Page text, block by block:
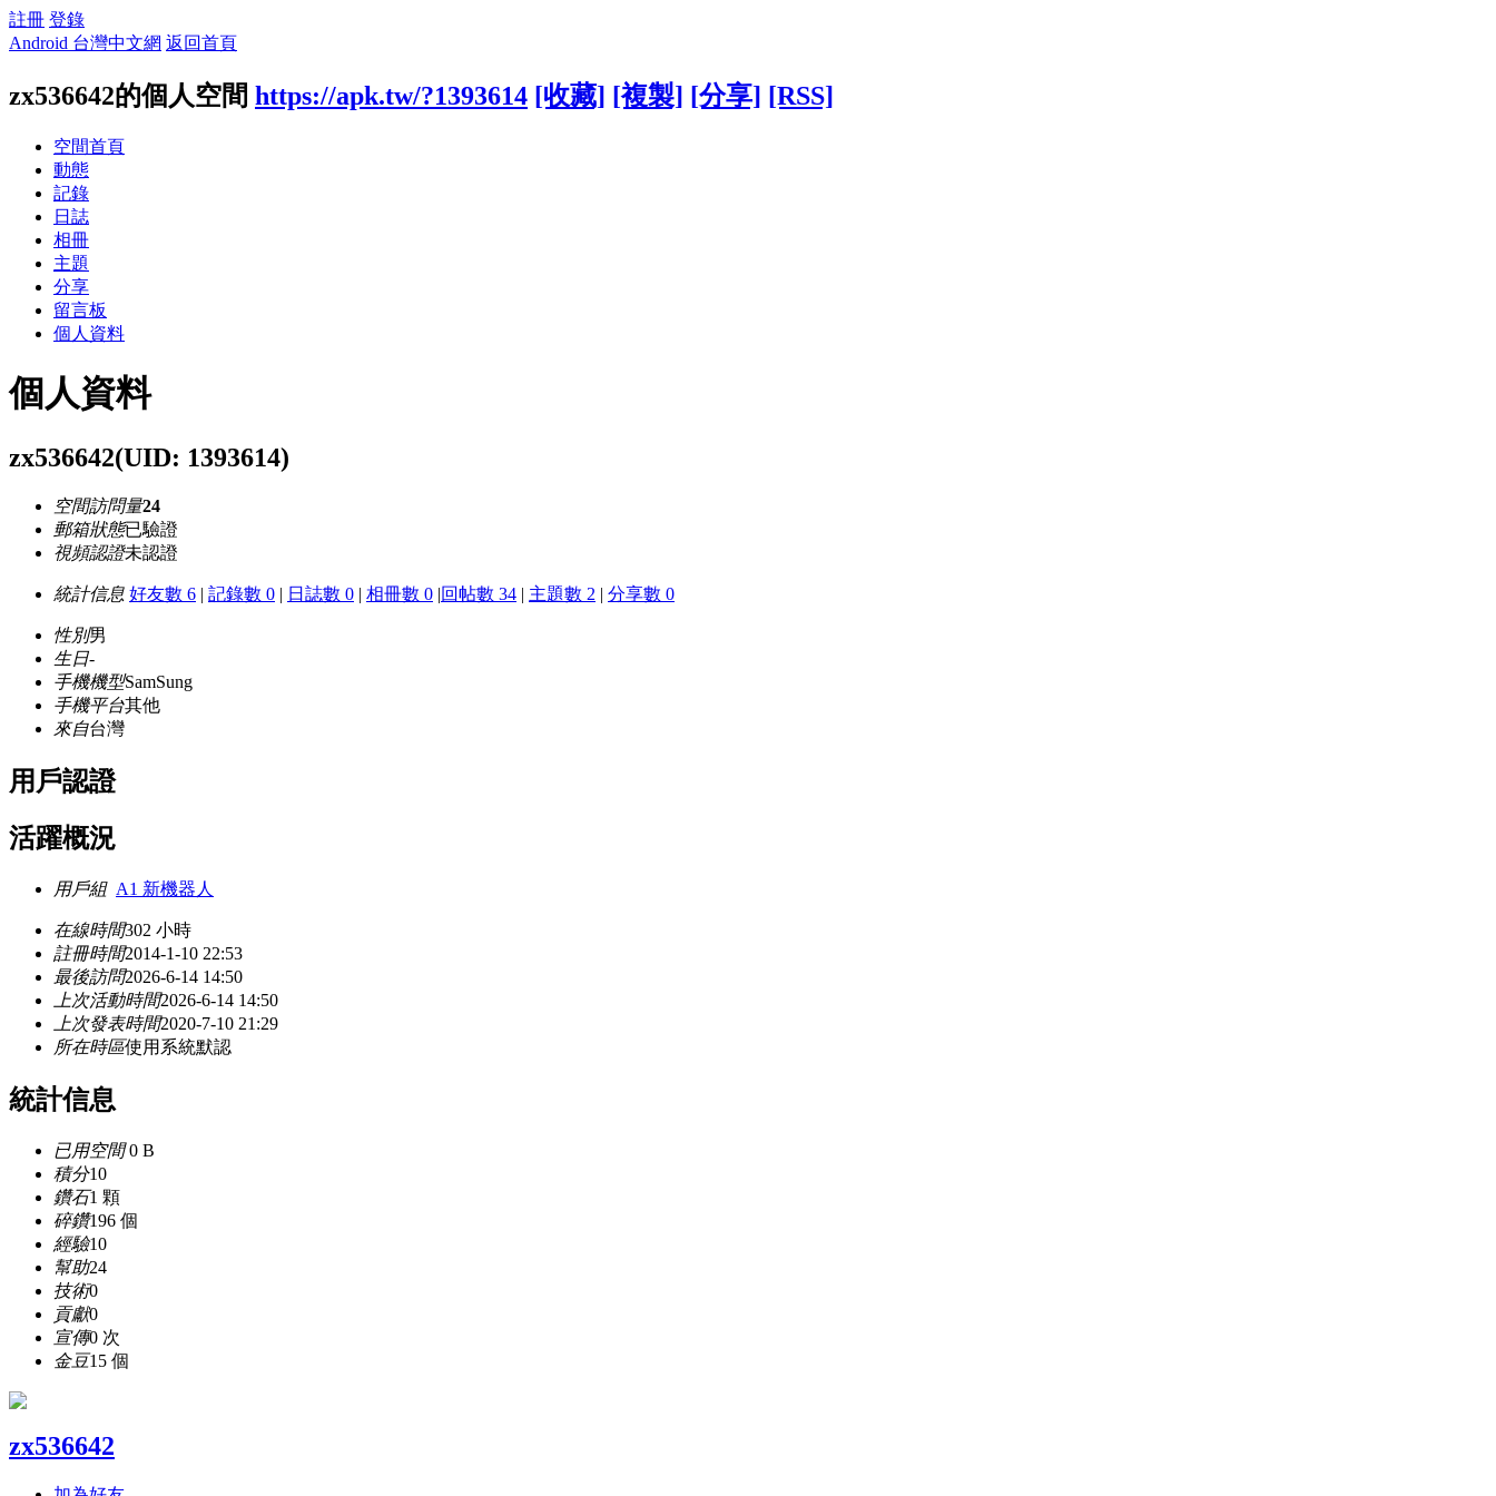
註冊 登錄
Android 台灣中文網 返回首頁
zx536642的個人空間 https://apk.tw/?1393614 [收藏] [複製] [分享] [RSS]
空間首頁
動態
記錄
日誌
相冊
主題
分享
留言板
個人資料
個人資料
zx536642(UID: 1393614)
空間訪問量24
郵箱狀態已驗證
視頻認證未認證
統計信息 好友數 6 | 記錄數 0 | 日誌數 0 | 相冊數 0 |回帖數 34 | 主題數 2 | 分享數 0
性別男
生日-
手機機型SamSung
手機平台其他
來自台灣
用戶認證
活躍概況
用戶組 A1 新機器人
在線時間302 小時
註冊時間2014-1-10 22:53
最後訪問2026-6-14 14:50
上次活動時間2026-6-14 14:50
上次發表時間2020-7-10 21:29
所在時區使用系統默認
統計信息
已用空間0 B
積分10
鑽石1 顆
碎鑽196 個
經驗10
幫助24
技術0
貢獻0
宣傳0 次
金豆15 個
zx536642